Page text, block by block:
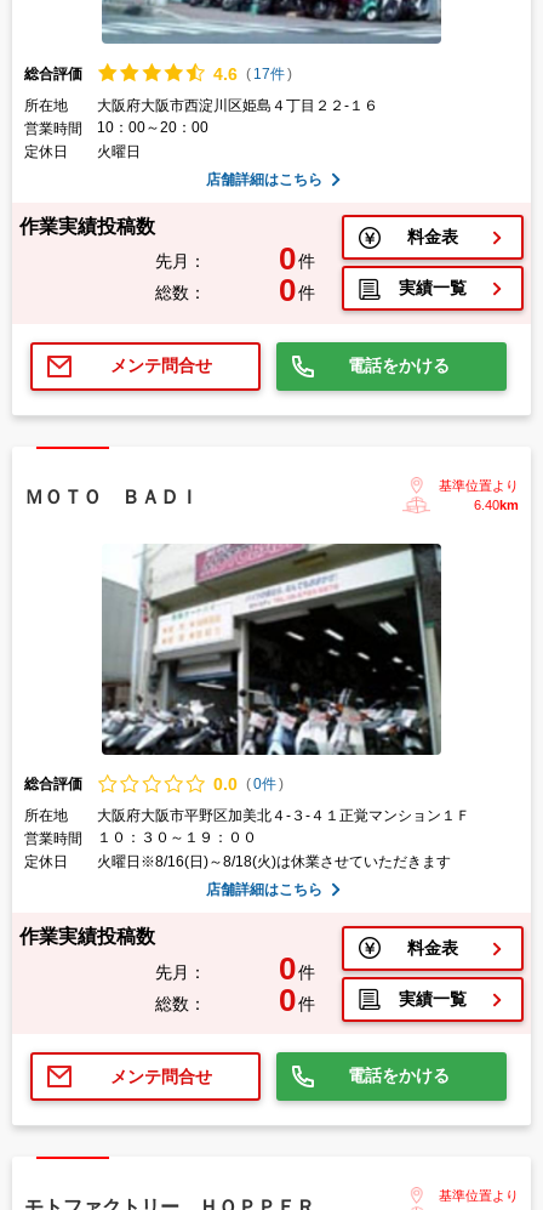
総合評価 4.6 ( 17件)
所在地
大阪府大阪市西淀川区姫島４丁目２２-１６
営業時間
10：00～20：00
定休日
火曜日
店舗詳細はこちら
作業実績投稿数
先月： 0件
総数：
0件
料金表
実績一覧
メンテ問合せ 電話をかける
ＭＯＴＯ ＢＡＤＩ
基準位置より
6.40km
総合評価 0.0 (0件)
所在地
大阪府大阪市平野区加美北４-３-４１正覚マンション１Ｆ
営業時間
１０：３０～１９：００
定休日
火曜日※8/16(日)～8/18(火)は休業させていただきます
店舗詳細はこちら
作業実績投稿数
先月： 0件
総数：
0件
料金表
実績一覧
メンテ問合せ 電話をかける
基準位置より